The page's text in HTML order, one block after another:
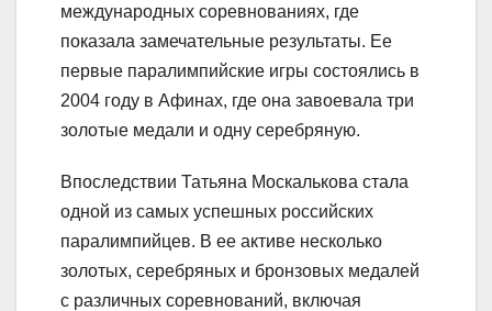
международных соревнованиях, где
показала замечательные результаты. Ее
первые паралимпийские игры состоялись в
2004 году в Афинах, где она завоевала три
золотые медали и одну серебряную.
Впоследствии Татьяна Москалькова стала
одной из самых успешных российских
паралимпийцев. В ее активе несколько
золотых, серебряных и бронзовых медалей
с различных соревнований, включая